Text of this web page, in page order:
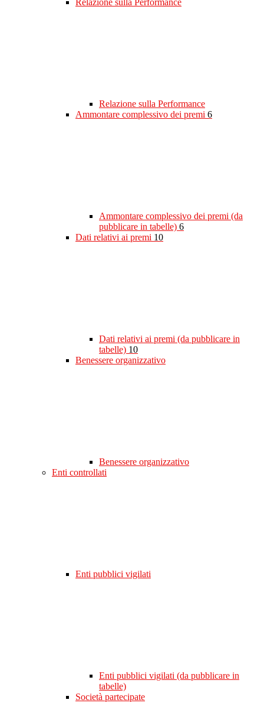
Relazione sulla Performance
Relazione sulla Performance
Ammontare complessivo dei premi 6
Ammontare complessivo dei premi (da
pubblicare in tabelle) 6
Dati relativi ai premi 10
Dati relativi ai premi (da pubblicare in
tabelle) 10
Benessere organizzativo
Benessere organizzativo
Enti controllati
Enti pubblici vigilati
Enti pubblici vigilati (da pubblicare in
tabelle)
Società partecipate